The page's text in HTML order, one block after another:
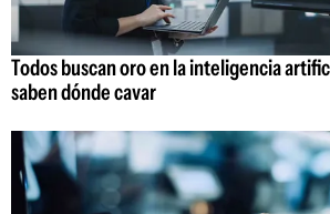
Todos buscan oro en la inteligencia
saben dónde cavar